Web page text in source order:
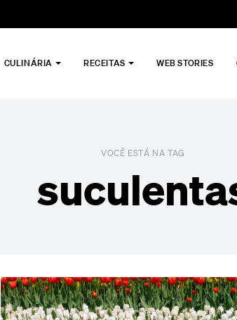
CULINÁRIA RECEITAS WEB STORIES
VOCÊ ESTÁ NA TAG